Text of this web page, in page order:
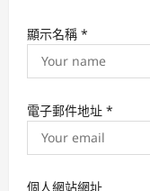
顯示名稱 *
電子郵件地址 *
個人網站網址